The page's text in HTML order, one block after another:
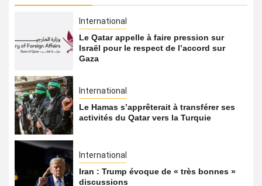
International
Le Qatar appelle à faire pression sur
Israël pour le respect de l’accord sur
Gaza
International
Le Hamas s’apprêterait à transférer ses
activités du Qatar vers la Turquie
International
Iran : Trump évoque de « très bonnes »
discussions